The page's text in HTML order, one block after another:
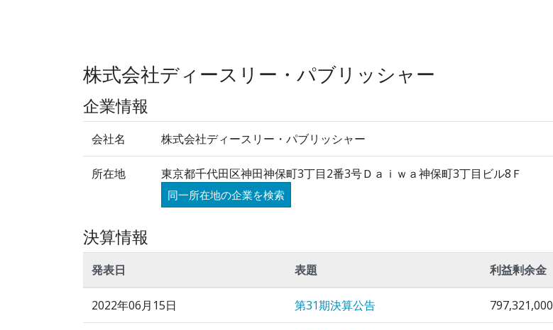
株式会社ディースリー・パブリッシャー
企業情報
会社名 株式会社ディースリー・パブリッシャー
所在地 東京都千代田区神田神保町3丁目2番3号Ｄａｉｗａ神保町3丁目ビル8Ｆ
同一所在地の企業を検索
決算情報
発表日 表題 利益剰余金
2022年06月15日 第31期決算公告 797,321,000